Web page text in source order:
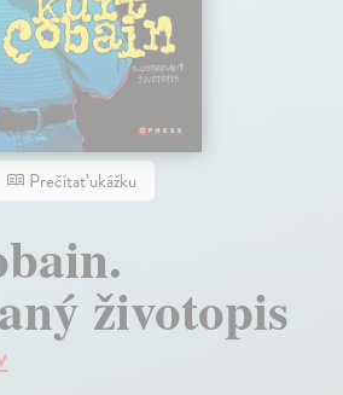
Prečítať ukážku
životopis